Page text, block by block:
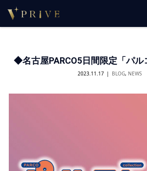
◆名古屋PARCO5日間限定「パ
2023.11.17 BLOG, NEWS